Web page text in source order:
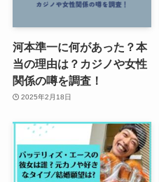
河本準一に何があった？本
当の理由は？カジノや女性
関係の噂を調査！
2025年2月18日